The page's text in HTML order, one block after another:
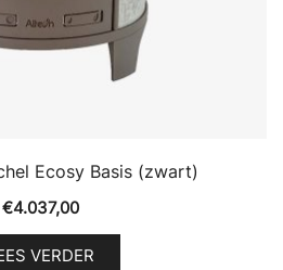
Ecosy Basis (zwart)
€4.037,00
VERDER